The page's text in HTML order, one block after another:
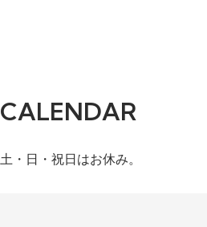
CALENDAR
土・日・祝日はお休み。